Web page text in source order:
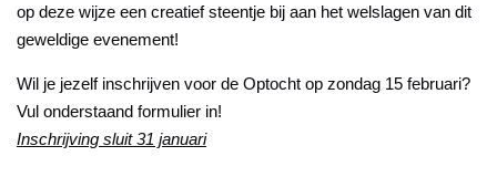
op deze wijze een creatief steentje bij aan het welslagen van dit
geweldige evenement!
Wil je jezelf inschrijven voor de Optocht op zondag 15 februari?
Vul onderstaand formulier in!
Inschrijving sluit 31 januari